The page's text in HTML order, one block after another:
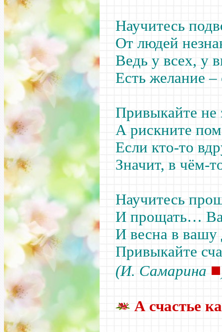
Научитесь
От людей
Ведь у всех, у
Есть желание –
Привыкайте не
А рискните
Если кто-то
Значит, в чём-
Научитесь
И прощать…
И весна в вашу
Привыкайте
(И. Самарина ■
А счастье